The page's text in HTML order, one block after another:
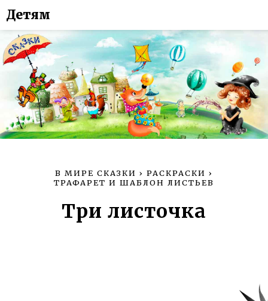
Детям
В МИРЕ СКАЗКИ › РАСКРАСКИ ›
ТРАФАРЕТ И ШАБЛОН ЛИСТЬЕВ
Три листочка